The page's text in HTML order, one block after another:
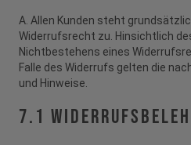
A. Allen Kunden steht
Widerrufsrecht zu. Hinsichtlich
Nichtbestehens eines
Falle des Widerrufs gelten die
und Hinweise.
7.1